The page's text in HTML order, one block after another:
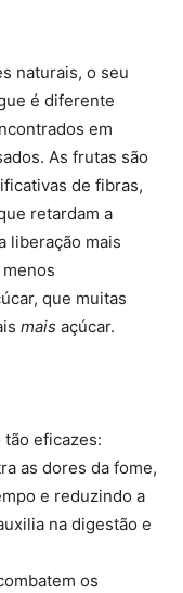
naturais, o seu
é diferente
em
As frutas são
de fibras,
retardam a
liberação mais
que muitas
mais açúcar.
eficazes:
as dores da fome,
e reduzindo a
na digestão e
os